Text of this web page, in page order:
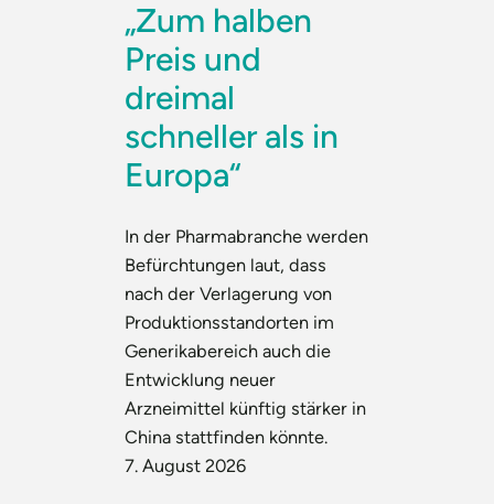
„Zum halben
Preis und
dreimal
schneller als in
Europa“
In der Pharmabranche werden
Befürchtungen laut, dass
nach der Verlagerung von
Produktionsstandorten im
Generikabereich auch die
Entwicklung neuer
Arzneimittel künftig stärker in
China stattfinden könnte.
7. August 2026